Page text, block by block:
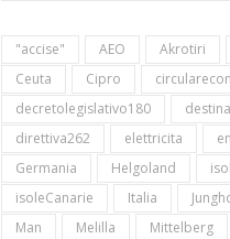
"accise" AEO Akrotiri
Ceuta
Cipro
decretolegislativo180
direttiva262
elettricita
Germania
Helgoland
isoleCanarie
Italia
Man
Melilla Mittelberg